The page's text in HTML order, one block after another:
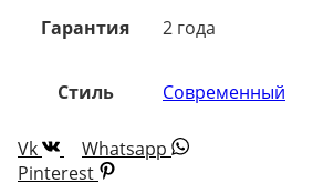
Гарантия 2 года
Стиль Современный
Vk
Whatsapp
Pinterest